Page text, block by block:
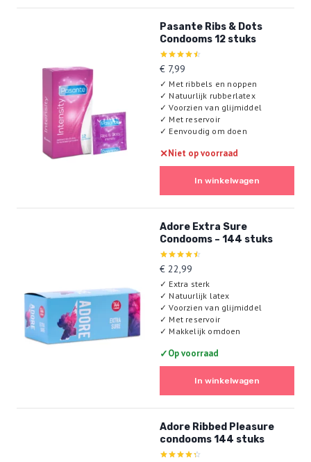
Pasante Ribs & Dots
Condooms 12 stuks
Gewaardeerd
4.50
uit 5
€ 7,99
✓ Met ribbels en noppen
✓ Natuurlijk rubberlatex
✓ Voorzien van glijmiddel
✓ Met reservoir
✓ Eenvoudig om doen
✕Niet op voorraad
In winkelwagen
Adore Extra Sure
Condooms – 144 stuks
Gewaardeerd
4.50
uit 5
€ 22,99
✓ Extra sterk
✓ Natuurlijk latex
✓ Voorzien van glijmiddel
✓ Met reservoir
✓ Makkelijk omdoen
✓Op voorraad
In winkelwagen
Adore Ribbed Pleasure
condooms 144 stuks